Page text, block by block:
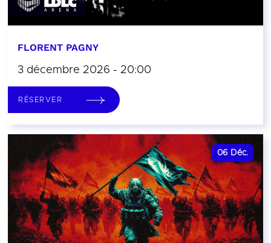
FLORENT PAGNY
3 décembre 2026 - 20:00
RÉSERVER
06 Déc.